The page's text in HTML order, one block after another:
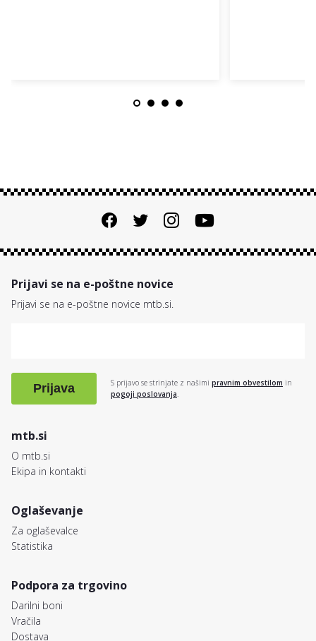
mtb.si
O mtb.si
Ekipa in kontakti
Oglaševanje
Za oglaševalce
Statistika
Podpora za trgovino
Darilni boni
Vračila
Dostava
Prijavi se na e-poštne novice
Prijavi se na e-poštne novice mtb.si.
Prijava S prijavo se strinjate z našimi pravnim obvestilom in
pogoji poslovanja.